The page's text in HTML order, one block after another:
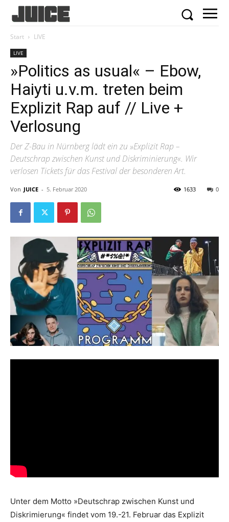
Start LIVE
LIVE
»Politics as usual« – Ebow,
Haiyti u.v.m. treten beim
Explizit Rap auf // Live +
Verlosung
Der Z-Bau in Nürnberg lädt ein zu »Explizit Rap –
Deutschrap zwischen Kunst und Diskriminierung«. Wir
verlosen Tickets für das Festival der besonderen Art.
Von JUICE - 5. Februar 2020 0
1633
Unter dem Motto »Deutschrap zwischen Kunst und
Diskrimierung« findet vom 19.-21. Februar das Explizit